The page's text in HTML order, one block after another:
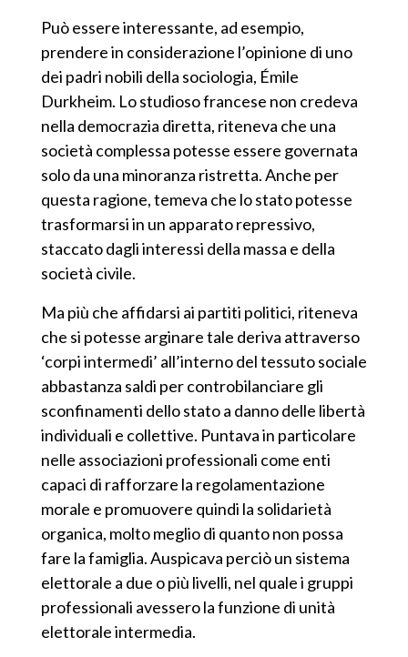
Può essere interessante, ad esempio,
prendere in considerazione l’opinione di uno
dei padri nobili della sociologia, Émile
Durkheim. Lo studioso francese non credeva
nella democrazia diretta, riteneva che una
società complessa potesse essere governata
solo da una minoranza ristretta. Anche per
questa ragione, temeva che lo stato potesse
trasformarsi in un apparato repressivo,
staccato dagli interessi della massa e della
società civile.
Ma più che affidarsi ai partiti politici, riteneva
che si potesse arginare tale deriva attraverso
‘corpi intermedi’ all’interno del tessuto sociale
abbastanza saldi per controbilanciare gli
sconfinamenti dello stato a danno delle libertà
individuali e collettive. Puntava in particolare
nelle associazioni professionali come enti
capaci di rafforzare la regolamentazione
morale e promuovere quindi la solidarietà
organica, molto meglio di quanto non possa
fare la famiglia. Auspicava perciò un sistema
elettorale a due o più livelli, nel quale i gruppi
professionali avessero la funzione di unità
elettorale intermedia.